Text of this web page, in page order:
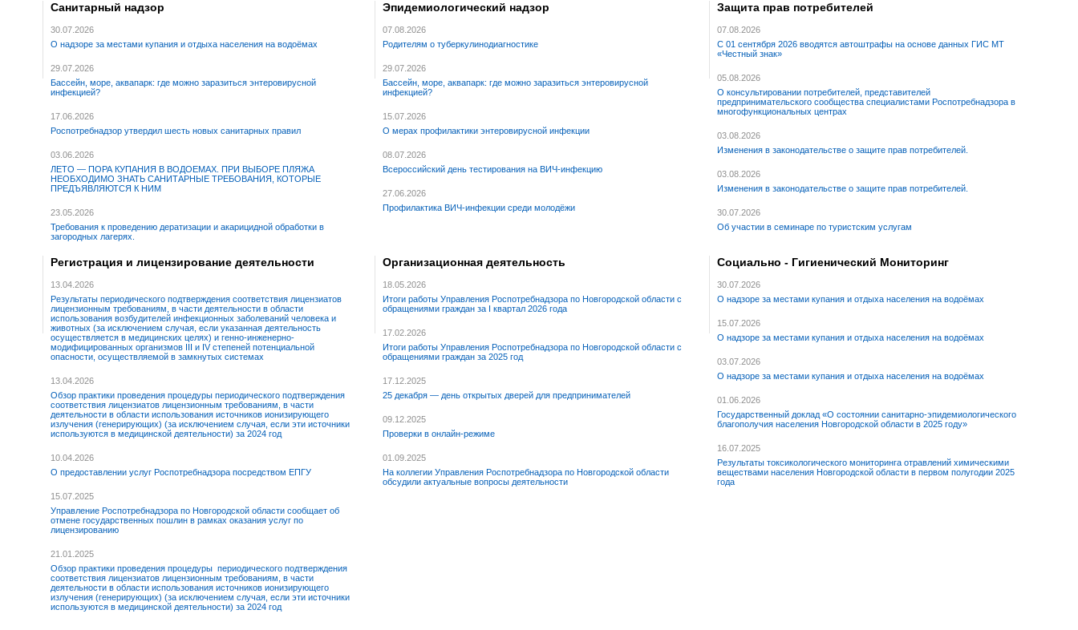
Санитарный надзор
30.07.2026
О надзоре за местами купания и отдыха населения на водоёмах
29.07.2026
Бассейн, море, аквапарк: где можно заразиться энтеровирусной
инфекцией?
17.06.2026
Роспотребнадзор утвердил шесть новых санитарных правил
03.06.2026
ЛЕТО — ПОРА КУПАНИЯ В ВОДОЕМАХ. ПРИ ВЫБОРЕ ПЛЯЖА
НЕОБХОДИМО ЗНАТЬ САНИТАРНЫЕ ТРЕБОВАНИЯ, КОТОРЫЕ
ПРЕДЪЯВЛЯЮТСЯ К НИМ
23.05.2026
Требования к проведению дератизации и акарицидной обработки в
загородных лагерях.
Эпидемиологический надзор
07.08.2026
Родителям о туберкулинодиагностике
29.07.2026
Бассейн, море, аквапарк: где можно заразиться энтеровирусной
инфекцией?
15.07.2026
О мерах профилактики энтеровирусной инфекции
08.07.2026
Всероссийский день тестирования на ВИЧ-инфекцию
27.06.2026
Профилактика ВИЧ-инфекции среди молодёжи
Защита прав потребителей
07.08.2026
С 01 сентября 2026 вводятся автоштрафы на основе данных ГИС МТ
«Честный знак»
05.08.2026
О консультировании потребителей, представителей
предпринимательского сообщества специалистами Роспотребнадзора в
многофункциональных центрах
03.08.2026
Изменения в законодательстве о защите прав потребителей.
03.08.2026
Изменения в законодательстве о защите прав потребителей.
30.07.2026
Об участии в семинаре по туристским услугам
Регистрация и лицензирование деятельности
13.04.2026
Результаты периодического подтверждения соответствия лицензиатов
лицензионным требованиям, в части деятельности в области
использования возбудителей инфекционных заболеваний человека и
животных (за исключением случая, если указанная деятельность
осуществляется в медицинских целях) и генно-инженерно-
модифицированных организмов III и IV степеней потенциальной
опасности, осуществляемой в замкнутых системах
13.04.2026
Обзор практики проведения процедуры периодического подтверждения
соответствия лицензиатов лицензионным требованиям, в части
деятельности в области использования источников ионизирующего
излучения (генерирующих) (за исключением случая, если эти источники
используются в медицинской деятельности) за 2024 год
10.04.2026
О предоставлении услуг Роспотребнадзора посредством ЕПГУ
15.07.2025
Управление Роспотребнадзора по Новгородской области сообщает об
отмене государственных пошлин в рамках оказания услуг по
лицензированию
21.01.2025
Обзор практики проведения процедуры периодического подтверждения
соответствия лицензиатов лицензионным требованиям, в части
деятельности в области использования источников ионизирующего
излучения (генерирующих) (за исключением случая, если эти источники
используются в медицинской деятельности) за 2024 год
Организационная деятельность
18.05.2026
Итоги работы Управления Роспотребнадзора по Новгородской области с
обращениями граждан за I квартал 2026 года
17.02.2026
Итоги работы Управления Роспотребнадзора по Новгородской области с
обращениями граждан за 2025 год
17.12.2025
25 декабря — день открытых дверей для предпринимателей
09.12.2025
Проверки в онлайн-режиме
01.09.2025
На коллегии Управления Роспотребнадзора по Новгородской области
обсудили актуальные вопросы деятельности
Социально - Гигиенический Мониторинг
30.07.2026
О надзоре за местами купания и отдыха населения на водоёмах
15.07.2026
О надзоре за местами купания и отдыха населения на водоёмах
03.07.2026
О надзоре за местами купания и отдыха населения на водоёмах
01.06.2026
Государственный доклад «О состоянии санитарно-эпидемиологического
благополучия населения Новгородской области в 2025 году»
16.07.2025
Результаты токсикологического мониторинга отравлений химическими
веществами населения Новгородской области в первом полугодии 2025
года